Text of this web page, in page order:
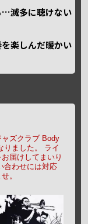
…滅多に聴けない
楽しんだ暖かい
ズクラブ Body
ました。
ライ
届けしてまいり
合わせには対応
。